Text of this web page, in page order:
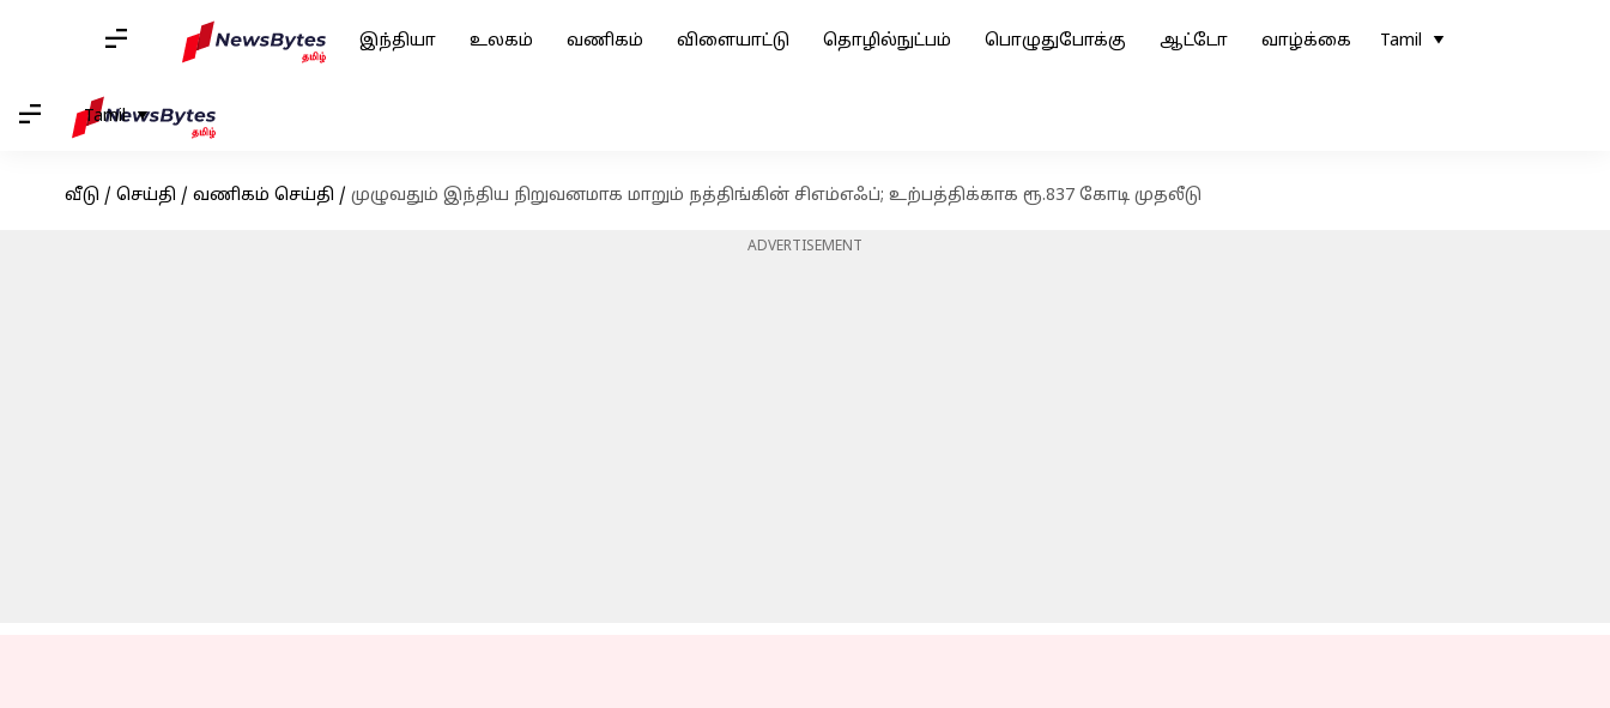
இந்தியா உலகம் வணிகம் விளையாட்டு தொழில்நுட்பம் பொழுதுபோக்கு ஆட்டோ வாழ்க்கை Tamil
Tamil
வீடு / செய்தி / வணிகம் செய்தி / முழுவதும் இந்திய நிறுவனமாக மாறும் நத்திங்கின் சிஎம்எஃப்; உற்பத்திக்காக ரூ.837 கோடி முதலீடு
ADVERTISEMENT